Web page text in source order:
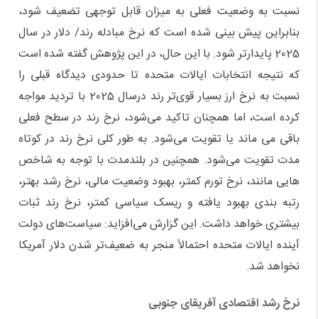
نسبت به وضعیت فعلی به میزان قابل توجهی تضعیف شود،
بنابراین پیش بینی شده است که نرخ مبادله رند/ دلار در سال
2025 پایدارتر شود. با این حال، در این پژوهش گفته شده است
که نتیجه انتخابات ایالات متحده تا حدودی دیدگاه قبلی را
نسبت به نرخ ارز بسیار قوی‌تر رند درسال 2025 با تردید مواجه
کرده است، اما همچنان تاکید می‌شود، نرخ رند در سطح فعلی
باقی می ماند یا تقویت می‌شود. به طور کلی نرخ رند در کوتاه
مدت تقویت می‌شود. همچنین در بلندمدت با توجه به شاخص
هایی مانند، نرخ تورم کمتر، بهبود وضعیت مالی، نرخ رشد بهتر،
رتبه بندی بهبود یافته و ریسک سیاسی کمتر، نرخ رند ثبات
بیشتری خواهد داشت. این گزارش می‌افزاید: سیاست‌های دولت
آینده ایالات متحده احتمالاً منجر به ضعیف‌تر شدن دلار آمریکا
نخواهد شد.
نرخ رشد اقتصادی آفریقای جنوبی